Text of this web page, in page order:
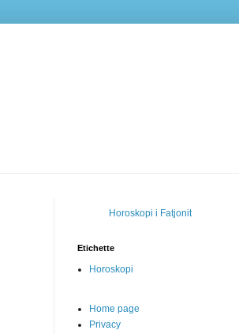
Horoskopi i Fatjonit
Etichette
Horoskopi
Home page
Privacy